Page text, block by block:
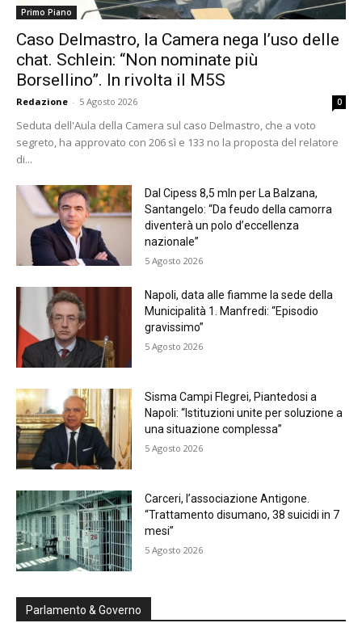
Primo Piano
Caso Delmastro, la Camera nega l’uso delle
chat. Schlein: “Non nominate più
Borsellino”. In rivolta il M5S
Redazione - 5 Agosto 2026 0
Seduta dell'Aula della Camera sul caso Delmastro, che a voto
segreto, ha approvato con 206 sì e 133 no la proposta del relatore
di...
Dal Cipess 8,5 mln per La Balzana,
Santangelo: “Da feudo della camorra
diventerà un polo d’eccellenza
nazionale”
5 Agosto 2026
Napoli, data alle fiamme la sede della
Municipalità 1. Manfredi: “Episodio
gravissimo”
5 Agosto 2026
Sisma Campi Flegrei, Piantedosi a
Napoli: “Istituzioni unite per soluzione a
una situazione complessa”
5 Agosto 2026
Carceri, l’associazione Antigone.
“Trattamento disumano, 38 suicidi in 7
mesi”
5 Agosto 2026
Parlamento & Governo